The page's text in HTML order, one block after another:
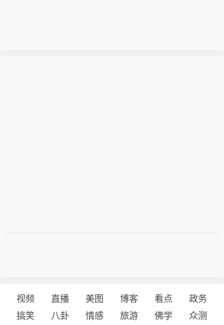
视频 直播 美图 博客 看点
政务
搞笑
八卦 情感 旅游 佛学 众测